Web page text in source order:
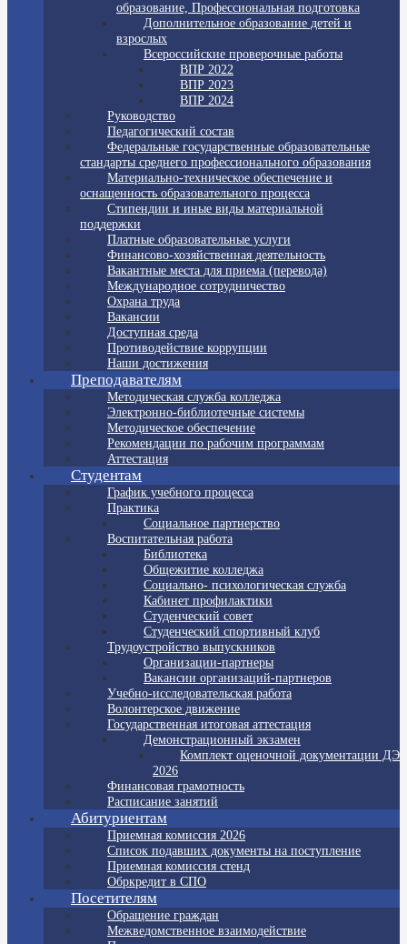
образование, Профессиональная подготовка
Дополнительное образование детей и
взрослых
Всероссийские проверочные работы
ВПР 2022
ВПР 2023
ВПР 2024
Руководство
Педагогический состав
Федеральные государственные образовательные
стандарты среднего профессионального образования
Материально-техническое обеспечение и
оснащенность образовательного процесса
Стипендии и иные виды материальной
поддержки
Платные образовательные услуги
Финансово-хозяйственная деятельность
Вакантные места для приема (перевода)
Международное сотрудничество
Охрана труда
Вакансии
Доступная среда
Противодействие коррупции
Наши достижения
Преподавателям
Методическая служба колледжа
Электронно-библиотечные системы
Методическое обеспечение
Рекомендации по рабочим программам
Аттестация
Студентам
График учебного процесса
Практика
Социальное партнерство
Воспитательная работа
Библиотека
Общежитие колледжа
Социально- психологическая служба
Кабинет профилактики
Студенческий совет
Студенческий спортивный клуб
Трудоустройство выпускников
Организации-партнеры
Вакансии организаций-партнеров
Учебно-исследовательская работа
Волонтерское движение
Государственная итоговая аттестация
Демонстрационный экзамен
Комплект оценочной документации ДЭ
2026
Финансовая грамотность
Расписание занятий
Абитуриентам
Приемная комиссия 2026
Список подавших документы на поступление
Приемная комиссия стенд
Обркредит в СПО
Посетителям
Обращение граждан
Межведомственное взаимодействие